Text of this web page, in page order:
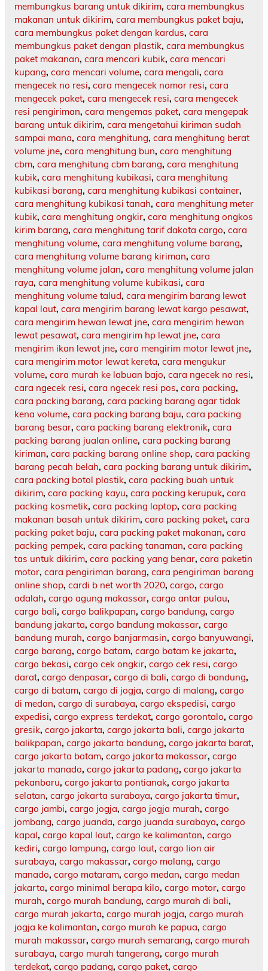
membungkus barang untuk dikirim, cara membungkus
makanan untuk dikirim, cara membungkus paket baju,
cara membungkus paket dengan kardus, cara
membungkus paket dengan plastik, cara membungkus
paket makanan, cara mencari kubik, cara mencari
kupang, cara mencari volume, cara mengali, cara
mengecek no resi, cara mengecek nomor resi, cara
mengecek paket, cara mengecek resi, cara mengecek
resi pengiriman, cara mengemas paket, cara mengepak
barang untuk dikirim, cara mengetahui kiriman sudah
sampai mana, cara menghitung, cara menghitung berat
volume jne, cara menghitung bun, cara menghitung
cbm, cara menghitung cbm barang, cara menghitung
kubik, cara menghitung kubikasi, cara menghitung
kubikasi barang, cara menghitung kubikasi container,
cara menghitung kubikasi tanah, cara menghitung meter
kubik, cara menghitung ongkir, cara menghitung ongkos
kirim barang, cara menghitung tarif dakota cargo, cara
menghitung volume, cara menghitung volume barang,
cara menghitung volume barang kiriman, cara
menghitung volume jalan, cara menghitung volume jalan
raya, cara menghitung volume kubikasi, cara
menghitung volume talud, cara mengirim barang lewat
kapal laut, cara mengirim barang lewat kargo pesawat,
cara mengirim hewan lewat jne, cara mengirim hewan
lewat pesawat, cara mengirim hp lewat jne, cara
mengirim ikan lewat jne, cara mengirim motor lewat jne,
cara mengirim motor lewat kereta, cara mengukur
volume, cara murah ke labuan bajo, cara ngecek no resi,
cara ngecek resi, cara ngecek resi pos, cara packing,
cara packing barang, cara packing barang agar tidak
kena volume, cara packing barang baju, cara packing
barang besar, cara packing barang elektronik, cara
packing barang jualan online, cara packing barang
kiriman, cara packing barang online shop, cara packing
barang pecah belah, cara packing barang untuk dikirim,
cara packing botol plastik, cara packing buah untuk
dikirim, cara packing kayu, cara packing kerupuk, cara
packing kosmetik, cara packing laptop, cara packing
makanan basah untuk dikirim, cara packing paket, cara
packing paket baju, cara packing paket makanan, cara
packing pempek, cara packing tanaman, cara packing
tas untuk dikirim, cara packing yang benar, cara paketin
motor, cara pengiriman barang, cara pengiriman barang
online shop, cardi b net worth 2020, cargo, cargo
adalah, cargo agung makassar, cargo antar pulau,
cargo bali, cargo balikpapan, cargo bandung, cargo
bandung jakarta, cargo bandung makassar, cargo
bandung murah, cargo banjarmasin, cargo banyuwangi,
cargo barang, cargo batam, cargo batam ke jakarta,
cargo bekasi, cargo cek ongkir, cargo cek resi, cargo
darat, cargo denpasar, cargo di bali, cargo di bandung,
cargo di batam, cargo di jogja, cargo di malang, cargo
di medan, cargo di surabaya, cargo ekspedisi, cargo
expedisi, cargo express terdekat, cargo gorontalo, cargo
gresik, cargo jakarta, cargo jakarta bali, cargo jakarta
balikpapan, cargo jakarta bandung, cargo jakarta barat,
cargo jakarta batam, cargo jakarta makassar, cargo
jakarta manado, cargo jakarta padang, cargo jakarta
pekanbaru, cargo jakarta pontianak, cargo jakarta
selatan, cargo jakarta surabaya, cargo jakarta timur,
cargo jambi, cargo jogja, cargo jogja murah, cargo
jombang, cargo juanda, cargo juanda surabaya, cargo
kapal, cargo kapal laut, cargo ke kalimantan, cargo
kediri, cargo lampung, cargo laut, cargo lion air
surabaya, cargo makassar, cargo malang, cargo
manado, cargo mataram, cargo medan, cargo medan
jakarta, cargo minimal berapa kilo, cargo motor, cargo
murah, cargo murah bandung, cargo murah di bali,
cargo murah jakarta, cargo murah jogja, cargo murah
jogja ke kalimantan, cargo murah ke papua, cargo
murah makassar, cargo murah semarang, cargo murah
surabaya, cargo murah tangerang, cargo murah
terdekat, cargo padang, cargo paket, cargo